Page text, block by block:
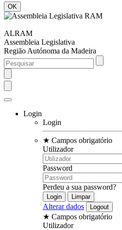
ALRAM
Assembleia Legislativa
Região Autónoma da Madeira
Login
Login
★ Campos obrigatório
Utilizador
Password
Perdeu a sua password?
Alterar dados
★ Campos obrigatório
Utilizador